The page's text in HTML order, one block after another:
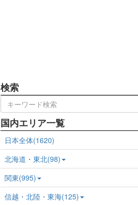
検索
国内エリア一覧
日本全体(1620)
北海道・東北(98)
関東(995)
信越・北陸・東海(125)